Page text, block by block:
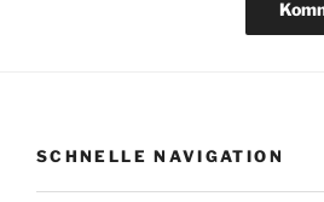
SCHNELLE NAVIGATION